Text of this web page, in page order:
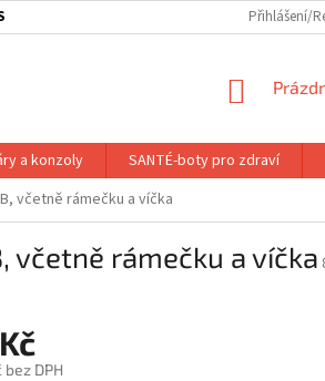
ODBĚR ZBOŽÍ SLEDOVÁNÍ ZÁSILKY
Přihlášení/
a konzoly SANTÉ-boty pro zdraví
včetně rámečku a víčka
včetně rámečku a víčka
bez DPH